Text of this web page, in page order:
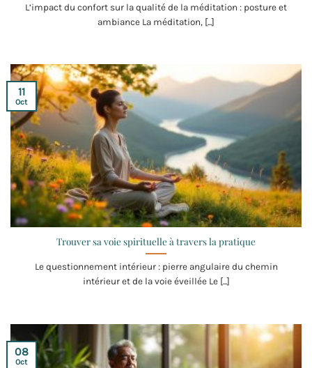
L’impact du confort sur la qualité de la méditation : posture et
ambiance La méditation, [...]
Trouver sa voie spirituelle à travers la pratique
Le questionnement intérieur : pierre angulaire du chemin
intérieur et de la voie éveillée Le [...]
11
Oct
08
Oct